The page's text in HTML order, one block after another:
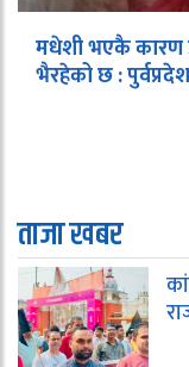
मधेशी भएकै कारण
भैरहेको छ :
ताजा खबर